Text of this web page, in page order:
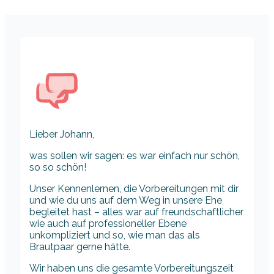
Lieber Johann,
was sollen wir sagen: es war einfach nur schön,
so so schön!
Unser Kennenlernen, die Vorbereitungen mit dir
und wie du uns auf dem Weg in unsere Ehe
begleitet hast – alles war auf freundschaftlicher
wie auch auf professioneller Ebene
unkompliziert und so, wie man das als
Brautpaar gerne hätte.
Wir haben uns die gesamte Vorbereitungszeit